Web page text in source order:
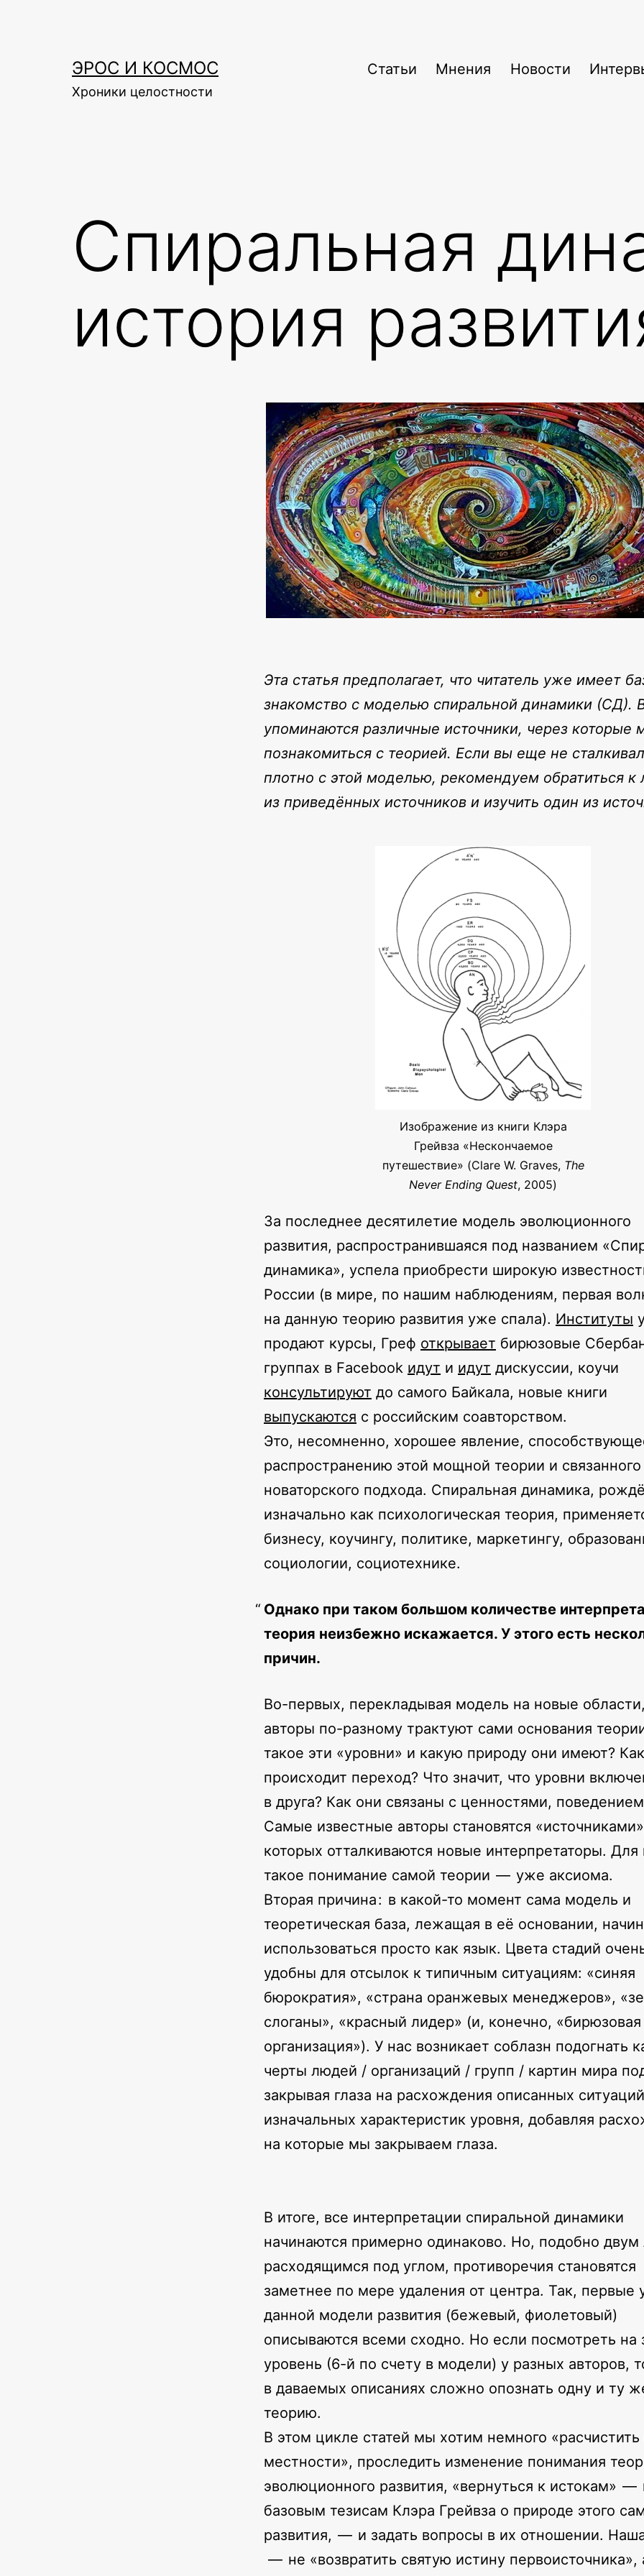
ЭРОС И КОСМОС
Хроники целостности
Статьи Мнения Новости
Спиральная
история
Эта статья предполагает, что читатель уже имеет
знакомство с моделью спиральной динамики (СД).
упоминаются различные источники, через которые
познакомиться с теорией. Если вы еще не
плотно с этой моделью, рекомендуем обратиться
из приведённых источников и изучить один из
Изображение из книги Клэра
Грейвза «Нескончаемое
путешествие» (Clare W. Graves, The
Never Ending Quest, 2005)
За последнее десятилетие модель эволюционного
развития, распространившаяся под названием
динамика», успела приобрести широкую
России (в мире, по нашим наблюдениям, первая
на данную теорию развития уже спала). Институты
продают курсы, Греф открывает бирюзовые
группах в Facebook идут и идут дискуссии, коучи
консультируют до самого Байкала, новые книги
выпускаются с российским соавторством.
Это, несомненно, хорошее явление,
распространению этой мощной теории и
новаторского подхода. Спиральная динамика,
изначально как психологическая теория,
бизнесу, коучингу, политике, маркетингу,
социологии, социотехнике.
Однако при таком большом количестве
теория неизбежно искажается. У этого есть
причин.
Во-первых, перекладывая модель на новые
авторы по-разному трактуют сами основания
такое эти «уровни» и какую природу они имеют? Как
происходит переход? Что значит, что уровни
в друга? Как они связаны с ценностями,
Самые известные авторы становятся
которых отталкиваются новые интерпретаторы. Для
такое понимание самой теории — уже аксиома.
Вторая причина : в какой-то момент сама модель и
теоретическая база, лежащая в её основании,
использоваться просто как язык. Цвета стадий
удобны для отсылок к типичным ситуациям: «синяя
бюрократия», «страна оранжевых менеджеров»,
слоганы», «красный лидер» (и, конечно, «бирюзовая
организация»). У нас возникает соблазн подогнать
черты людей / организаций / групп / картин мира
закрывая глаза на расхождения описанных
изначальных характеристик уровня, добавляя
на которые мы закрываем глаза.
В итоге, все интерпретации спиральной динамики
начинаются примерно одинаково. Но, подобно двум
расходящимся под углом, противоречия становятся
заметнее по мере удаления от центра. Так, первые
данной модели развития (бежевый, фиолетовый)
описываются всеми сходно. Но если посмотреть на
уровень (6-й по счету в модели) у разных авторов,
в даваемых описаниях сложно опознать одну и ту
теорию.
В этом цикле статей мы хотим немного «расчистить
местности», проследить изменение понимания
эволюционного развития, «вернуться к истокам» —
базовым тезисам Клэра Грейвза о природе этого
развития, — и задать вопросы в их отношении.
— не «возвратить святую истину первоисточника»,